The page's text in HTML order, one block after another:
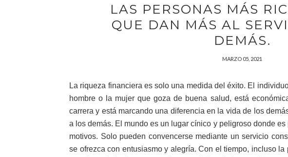
LAS PERSONAS MÁS
QUE DAN MÁS AL
DEMÁS.
MARZO 05, 2021
La riqueza financiera es solo una medida del éxito. El
hombre o la mujer que goza de buena salud, está
carrera y está marcando una diferencia en la vida de los
a los demás. El mundo es un lugar cínico y peligroso donde
motivos. Solo pueden convencerse mediante un servicio
se ofrezca con entusiasmo y alegría. Con el tiempo, incluso